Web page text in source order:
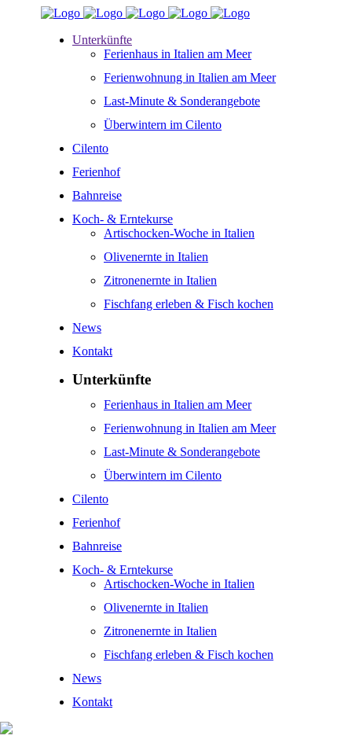
Unterkünfte
Ferienhaus in Italien am Meer
Ferienwohnung in Italien am Meer
Last-Minute & Sonderangebote
Überwintern im Cilento
Cilento
Ferienhof
Bahnreise
Koch- & Erntekurse
Artischocken-Woche in Italien
Olivenernte in Italien
Zitronenernte in Italien
Fischfang erleben & Fisch kochen
News
Kontakt
Unterkünfte
Ferienhaus in Italien am Meer
Ferienwohnung in Italien am Meer
Last-Minute & Sonderangebote
Überwintern im Cilento
Cilento
Ferienhof
Bahnreise
Koch- & Erntekurse
Artischocken-Woche in Italien
Olivenernte in Italien
Zitronenernte in Italien
Fischfang erleben & Fisch kochen
News
Kontakt